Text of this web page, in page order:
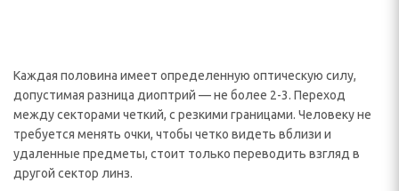
Каждая половина имеет определенную оптическую силу,
допустимая разница диоптрий — не более 2-3. Переход
между секторами четкий, с резкими границами. Человеку не
требуется менять очки, чтобы четко видеть вблизи и
удаленные предметы, стоит только переводить взгляд в
другой сектор линз.